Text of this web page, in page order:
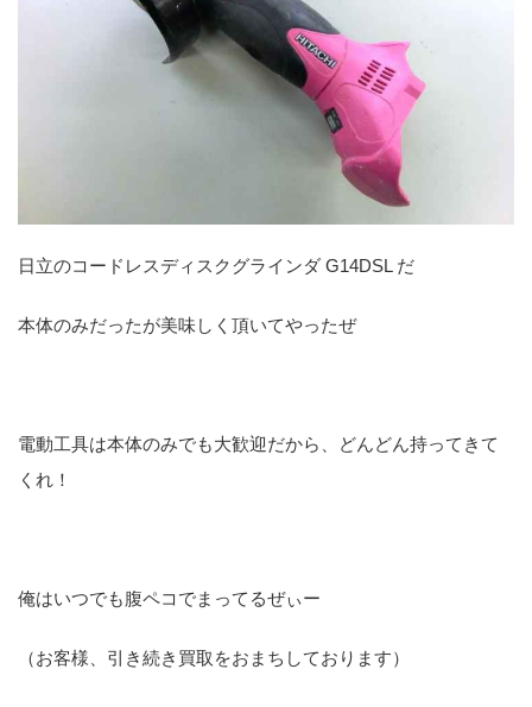
日立のコードレスディスクグラインダ G14DSL だ
本体のみだったが美味しく頂いてやったぜ
電動工具は本体のみでも大歓迎だから、どんどん持ってきて
くれ！
俺はいつでも腹ペコでまってるぜぃー
（お客様、引き続き買取をおまちしております）